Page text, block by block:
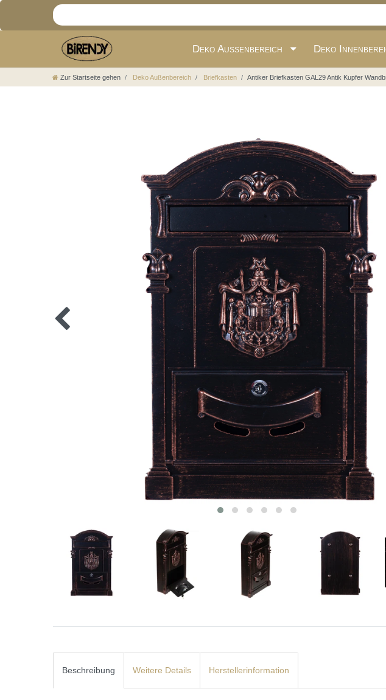
Deko Außenbereich Deko
Zur Startseite gehen Deko Außenbereich Briefkasten Antiker Briefkasten GAL29 Antik Kupfer
Beschreibung Weitere Details Herstellerinformation